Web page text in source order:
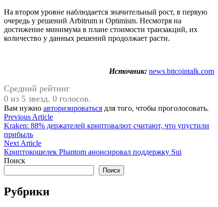
На втором уровне наблюдается значительный рост, в первую
очередь у решений Arbitrum и Optimism. Несмотря на
достижение минимума в плане стоимости транзакций, их
количество у данных решений продолжает расти.
Источник: news.bitcointalk.com
Средний рейтинг
0 из 5 звезд. 0 голосов.
Вам нужно авторизироваться для того, чтобы проголосовать.
Навигация
по
записям
Previous ArticlePrevious
article:
Kraken: 88% держателей криптовалют считают, что упустили
прибыль
Next ArticleNext
article:
Криптокошелек Phantom анонсировал поддержку Sui
Поиск
Поиск
Рубрики